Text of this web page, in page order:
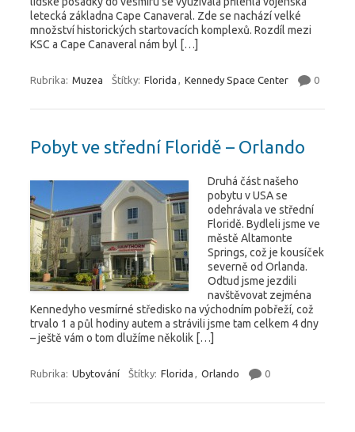
letecká základna Cape Canaveral. Zde se nachází velké
množství historických startovacích komplexů. Rozdíl mezi
KSC a Cape Canaveral nám byl […]
Rubrika: Muzea Štítky: Florida , Kennedy Space Center 0
Pobyt ve střední Floridě – Orlando
Druhá část našeho
pobytu v USA se
odehrávala ve střední
Floridě. Bydleli jsme ve
městě Altamonte
Springs, což je kousíček
severně od Orlanda.
Odtud jsme jezdili
navštěvovat zejména
Kennedyho vesmírné středisko na východním pobřeží, což
trvalo 1 a půl hodiny autem a strávili jsme tam celkem 4 dny
– ještě vám o tom dlužíme několik […]
Rubrika: Ubytování Štítky: Florida , Orlando 0